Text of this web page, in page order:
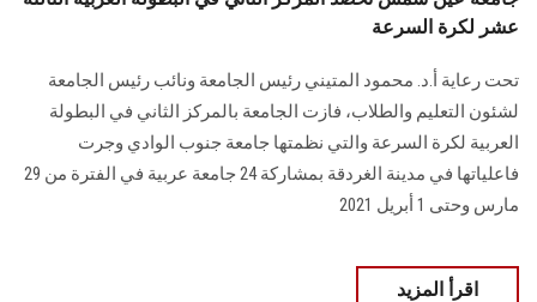
عشر لكرة السرعة
تحت رعاية أ.د. محمود المتيني رئيس الجامعة ونائب رئيس الجامعة
لشئون التعليم والطلاب، فازت الجامعة بالمركز الثاني في البطولة
العربية لكرة السرعة والتي نظمتها جامعة جنوب الوادي وجرت
فاعلياتها في مدينة الغردقة بمشاركة 24 جامعة عربية في الفترة من 29
مارس وحتى 1 أبريل 2021
اقرأ المزيد